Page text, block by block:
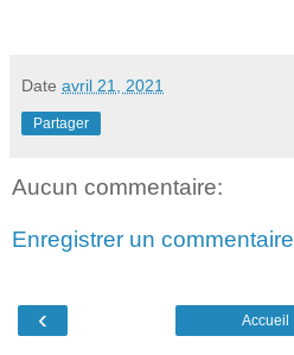
Date avril 21, 2021
Partager
Aucun commentaire:
Enregistrer un commentaire
‹ Accueil